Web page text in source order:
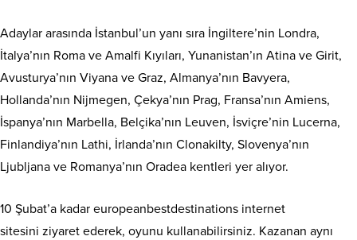
Adaylar arasında İstanbul’un yanı sıra İngiltere’nin Londra,
İtalya’nın Roma ve Amalfi Kıyıları, Yunanistan’ın Atina ve Girit,
Avusturya’nın Viyana ve Graz, Almanya’nın Bavyera,
Hollanda’nın Nijmegen, Çekya’nın Prag, Fransa’nın Amiens,
İspanya’nın Marbella, Belçika’nın Leuven, İsviçre’nin Lucerna,
Finlandiya’nın Lathi, İrlanda’nın Clonakilty, Slovenya’nın
Ljubljana ve Romanya’nın Oradea kentleri yer alıyor.
10 Şubat’a kadar europeanbestdestinations internet
sitesini ziyaret ederek, oyunu kullanabilirsiniz. Kazanan aynı